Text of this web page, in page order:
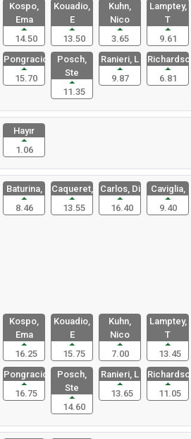
Kospo,
Ema
14.50
Kouadio,
E
13.50
Kuhn,
Nico
3.65
Lamptey,
T
9.61
Pongracic,
15.70
Posch,
Ste
11.35
Ranieri, L
9.87
Richardson
6.81
Hayır
1.06
Baturina,
8.46
Caqueret,
13.55
Carlos, Di
16.40
Caviglia,
9.40
Kospo,
Ema
16.25
Kouadio,
E
15.75
Kuhn,
Nico
7.00
Lamptey,
T
13.45
Pongracic,
16.75
Posch,
Ste
14.60
Ranieri, L
13.65
Richardson
11.05